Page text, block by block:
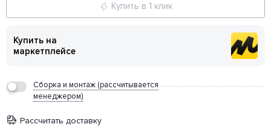
Купить в 1 клик
Купить на
маркетплейсе
Сборка и монтаж (рассчитывается
менеджером)
Рассчитать доставку